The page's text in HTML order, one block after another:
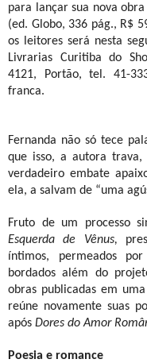
para lançar sua nova
(ed. Globo, 336 pág., R$
os leitores será nesta
Livrarias Curitiba do
4121, Portão, tel. 41-
franca.
Fernanda não só tece
que isso, a autora
verdadeiro embate
ela, a salvam de “uma
Fruto de um processo
Esquerda de Vênus,
íntimos, permeados
bordados além do
obras publicadas em
reúne novamente suas
após Dores do Amor
Poesia e romance